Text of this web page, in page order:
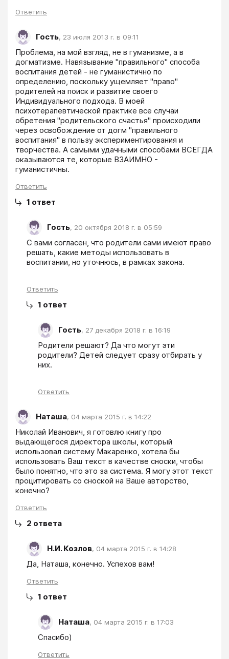
Ответить
Гость, 23 июля 2013 г. в 09:11
Проблема, на мой взгляд, не в гуманизме, а в
догматизме. Навязывание "правильного" способа
воспитания детей - не гуманистично по
определению, поскольку ущемляет "право"
родителей на поиск и развитие своего
Индивидуального подхода. В моей
психотерапевтической практике все случаи
обретения "родительского счастья" происходили
через освобождение от догм "правильного
воспитания" в пользу экспериментирования и
творчества. А самыми удачными способами ВСЕГДА
оказываются те, которые ВЗАИМНО -
гуманистичны.
Ответить
1 ответ
Гость, 20 октября 2018 г. в 05:59
С вами согласен, что родители сами имеют право
решать, какие методы использовать в
воспитании, но уточнюсь, в рамках закона.
Ответить
1 ответ
Гость, 27 декабря 2018 г. в 16:19
Родители решают? Да что могут эти
родители? Детей следует сразу отбирать у
них.
Ответить
Наташа, 04 марта 2015 г. в 14:22
Николай Иванович, я готовлю книгу про
выдающегося директора школы, который
использовал систему Макаренко, хотела бы
использовать Ваш текст в качестве сноски, чтобы
было понятно, что это за система. Я могу этот текст
процитировать со сноской на Ваше авторство,
конечно?
Ответить
2 ответа
Н.И. Козлов, 04 марта 2015 г. в 14:28
Да, Наташа, конечно. Успехов вам!
Ответить
1 ответ
Наташа, 04 марта 2015 г. в 17:03
Спасибо)
Ответить